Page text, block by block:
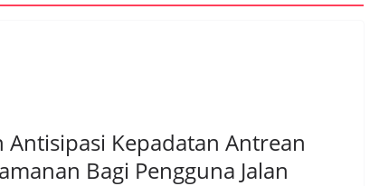
Kepadatan Antrean
Bagi Pengguna Jalan